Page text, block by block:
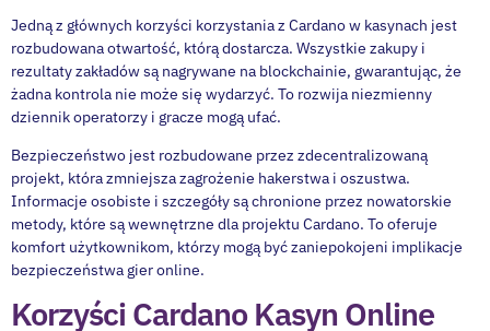
Jedną z głównych korzyści korzystania z Cardano w kasynach jest
rozbudowana otwartość, którą dostarcza. Wszystkie zakupy i
rezultaty zakładów są nagrywane na blockchainie, gwarantując, że
żadna kontrola nie może się wydarzyć. To rozwija niezmienny
dziennik operatorzy i gracze mogą ufać.
Bezpieczeństwo jest rozbudowane przez zdecentralizowaną
projekt, która zmniejsza zagrożenie hakerstwa i oszustwa.
Informacje osobiste i szczegóły są chronione przez nowatorskie
metody, które są wewnętrzne dla projektu Cardano. To oferuje
komfort użytkownikom, którzy mogą być zaniepokojeni implikacje
bezpieczeństwa gier online.
Korzyści Cardano Kasyn Online